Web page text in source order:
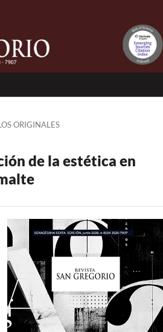
ORIGINALES
de la estética en